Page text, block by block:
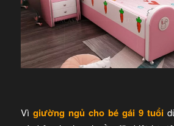
Vì giường ngủ cho bé gái 9 tuổi